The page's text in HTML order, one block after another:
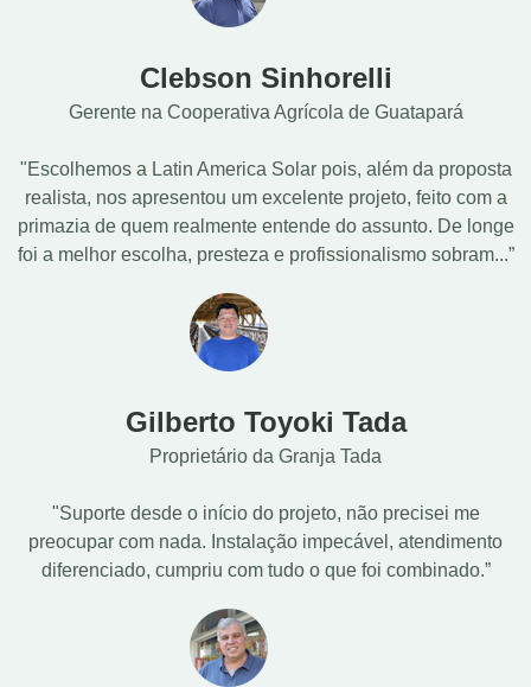
Clebson Sinhorelli
Gerente na Cooperativa Agrícola de Guatapará
"Escolhemos a Latin America Solar pois, além da proposta
realista, nos apresentou um excelente projeto, feito com a
primazia de quem realmente entende do assunto. De longe
foi a melhor escolha, presteza e profissionalismo sobram...”
Gilberto Toyoki Tada
Proprietário da Granja Tada
"Suporte desde o início do projeto, não precisei me
preocupar com nada. Instalação impecável, atendimento
diferenciado, cumpriu com tudo o que foi combinado.”